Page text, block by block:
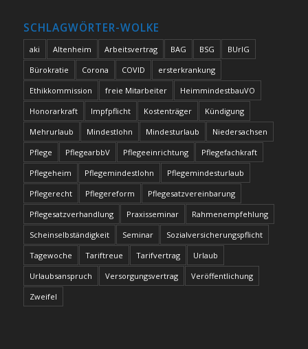
SCHLAGWÖRTER-WOLKE
aki Altenheim Arbeitsvertrag BAG BSG
BUrlG
Bürokratie
Corona COVID
ersterkrankung
Ethikkommission
freie Mitarbeiter
HeimmindestbauVO
Honorarkraft
Impfpflicht Kostenträger
Kündigung
Mehrurlaub
Mindestlohn Mindesturlaub
Niedersachsen
Pflege
PflegearbbV Pflegeeinrichtung
Pflegefachkraft
Pflegeheim
Pflegemindestlohn
Pflegemindesturlaub
Pflegerecht
Pflegereform
Pflegesatzvereinbarung
Pflegesatzverhandlung
Praxisseminar
Rahmenempfehlung
Scheinselbständigkeit
Seminar
Sozialversicherungspflicht
Tagewoche
Tariftreue Tarifvertrag
Urlaub
Urlaubsanspruch
Versorgungsvertrag
Veröffentlichung
Zweifel